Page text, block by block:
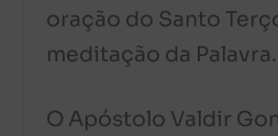
oração do Santo
meditação da Palavra.
O Apóstolo Valdir